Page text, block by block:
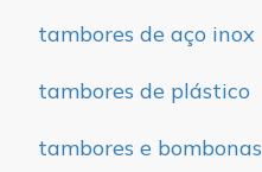
tambores de aço inox
tambores de plástico
tambores e bombonas